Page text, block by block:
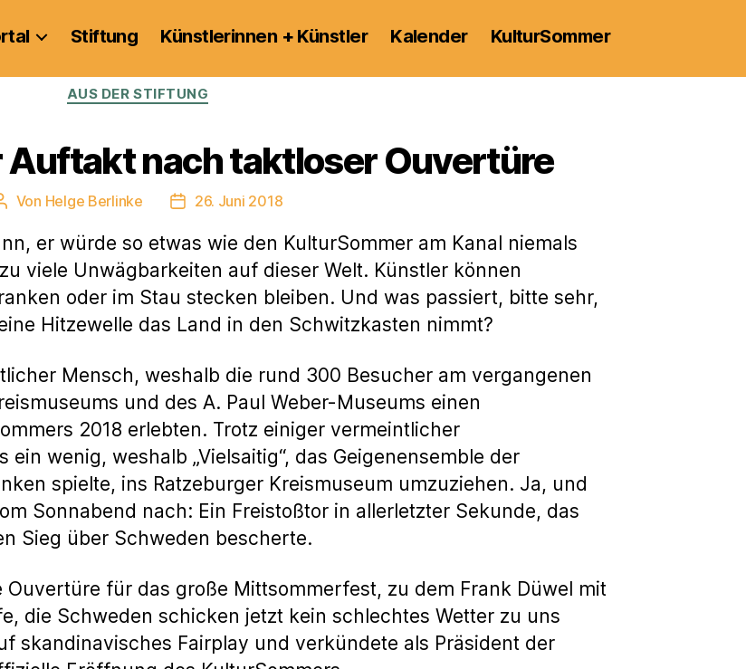
Stiftung Künstlerinnen + Künstler Kalender KulturSommer
Kategorien
AUS DER STIFTUNG
nach taktloser Ouvertüre
Von Helge Berlinke Veröffentlichungsdatum
26. Juni 2018
er würde so etwas wie den KulturSommer am Kanal niemals
viele Unwägbarkeiten auf dieser Welt. Künstler können
oder im Stau stecken bleiben. Und was passiert, bitte sehr,
Hitzewelle das Land in den Schwitzkasten nimmt?
Mensch, weshalb die rund 300 Besucher am vergangenen
und des A. Paul Weber-Museums einen
2018 erlebten. Trotz einiger vermeintlicher
wenig, weshalb „Vielsaitig“, das Geigenensemble der
spielte, ins Ratzeburger Kreismuseum umzuziehen. Ja, und
Sonnabend nach: Ein Freistoßtor in allerletzter Sekunde, das
Sieg über Schweden bescherte.
Ouvertüre für das große Mittsommerfest, zu dem Frank Düwel mit
die Schweden schicken jetzt kein schlechtes Wetter zu uns
skandinavisches Fairplay und verkündete als Präsident der